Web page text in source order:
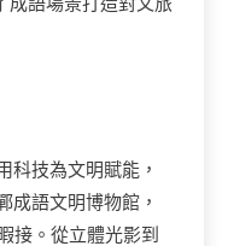
科技為文明賦能，
成語文明博物館，
接。從立體光影到